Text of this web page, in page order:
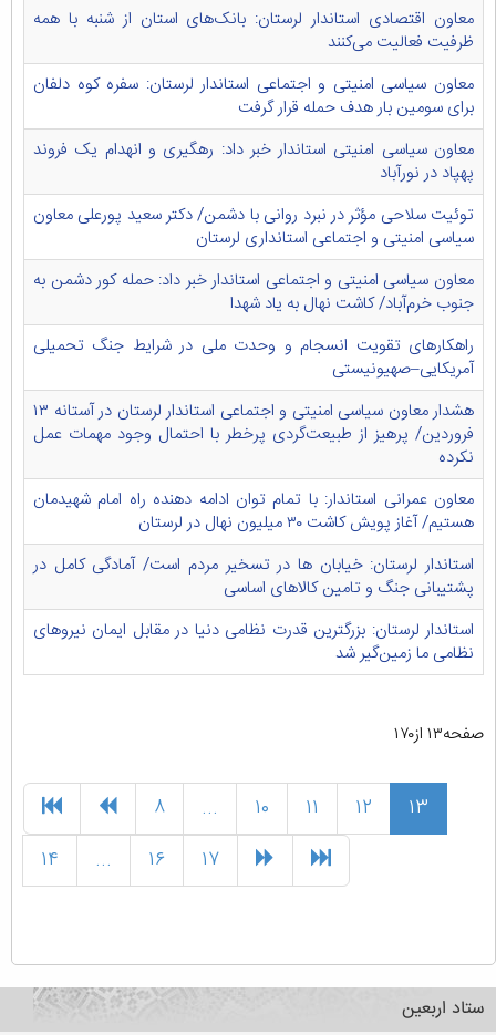
معاون اقتصادی استاندار لرستان: بانک‌های استان از شنبه با همه
ظرفیت فعالیت می‌کنند
معاون سیاسی امنیتی و اجتماعی استاندار لرستان: سفره کوه دلفان
برای سومین بار هدف حمله قرار گرفت
معاون سیاسی امنیتی استاندار خبر داد: رهگیری و انهدام یک فروند
پهپاد در نورآباد
توئیت‌ سلاحی مؤثر در نبرد روانی با دشمن/ دکتر سعید پورعلی معاون
سیاسی امنیتی و اجتماعی استانداری لرستان
معاون سیاسی امنیتی و اجتماعی استاندار خبر داد: حمله کور دشمن به
جنوب خرم‌آباد/ کاشت نهال به یاد شهدا
راهکارهای تقویت انسجام و وحدت ملی در شرایط جنگ تحمیلی
آمریکایی–صهیونیستی
هشدار معاون سیاسی امنیتی و اجتماعی استاندار لرستان در آستانه ۱۳
فروردین/ پرهیز از طبیعت‌گردی پرخطر با احتمال وجود مهمات عمل
نکرده
معاون عمرانی استاندار: با تمام توان ادامه دهنده راه امام شهیدمان
هستیم/ آغاز پویش کاشت ۳۰ میلیون نهال در لرستان
استاندار لرستان: خیابان ها در تسخیر مردم است/ آمادگی کامل در
پشتیبانی جنگ و تامین کالاهای اساسی
استاندار لرستان: بزرگترین قدرت نظامی دنیا در مقابل ایمان نیروهای
نظامی ما زمین‌گیر شد
صفحه۱۳ از۱۷۰
... ۱۰ ۱۲
۱۳
۱۴
... ۱۶ ۱۷
ستاد اربعین